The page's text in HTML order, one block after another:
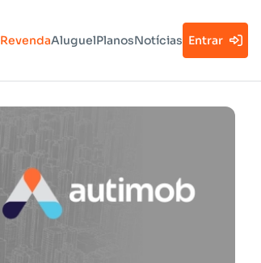
RevendaAluguelPlanosNotícias Entrar